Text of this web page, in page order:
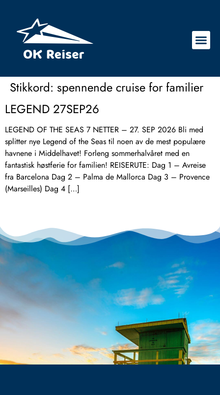
Stikkord: spennende cruise for familier
LEGEND 27SEP26
LEGEND OF THE SEAS 7 NETTER – 27. SEP 2026 Bli med
splitter nye Legend of the Seas til noen av de mest populære
havnene i Middelhavet! Forleng sommerhalvåret med en
fantastisk høstferie for familien! REISERUTE: Dag 1 – Avreise
fra Barcelona Dag 2 – Palma de Mallorca Dag 3 – Provence
(Marseilles) Dag 4 […]